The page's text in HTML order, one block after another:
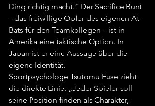
Ding richtig macht.“ Der Sacrifice Bunt
– das freiwillige Opfer des eigenen At-
Bats für den Teamkollegen – ist in
Amerika eine taktische Option. In
Japan ist er eine Aussage über die
eigene Identität.
Sportpsychologe Tsutomu Fuse zieht
die direkte Linie: „Jeder Spieler soll
seine Position finden als Charakter,